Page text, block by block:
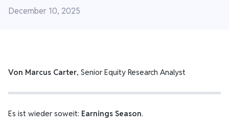
December 10, 2025
Von Marcus Carter, Senior Equity Research Analyst
Es ist wieder soweit: Earnings Season.